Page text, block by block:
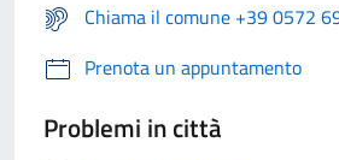
Chiama il comune +39 0572
Prenota un appuntamento
Problemi in città